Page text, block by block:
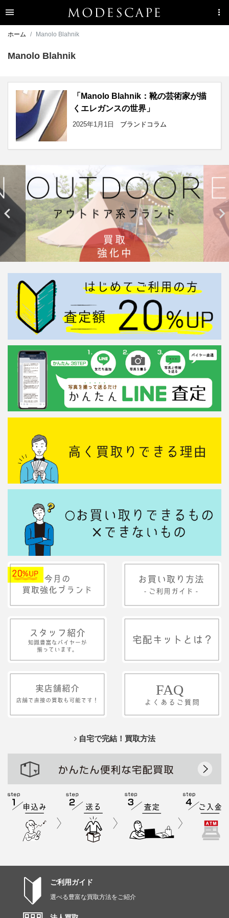
ホーム Manolo Blahnik
Manolo Blahnik
「Manolo Blahnik：靴の芸術家が描
くエレガンスの世界」
2025年1月1日 ブランドコラム
 
自宅で完結！買取方法
ご利用ガイド
選べる豊富な買取方法をご紹介